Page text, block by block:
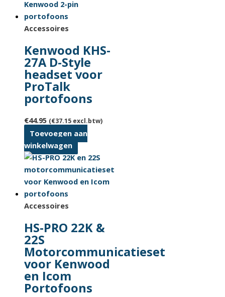
Accessoires
Kenwood KHS-
27A D-Style
headset voor
ProTalk
portofoons
€44.95 (€37.15 excl.btw)
Toevoegen aan
winkelwagen
Accessoires
HS-PRO 22K &
22S
Motorcommunicatieset
voor Kenwood
en Icom
Portofoons